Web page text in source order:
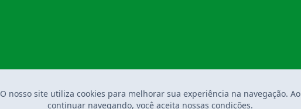
O nosso site utiliza cookies para melhorar sua experiência na navegação. Ao
continuar navegando, você aceita nossas condições.